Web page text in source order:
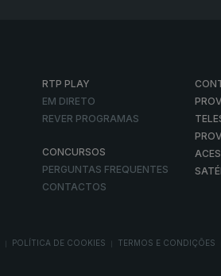
RTP PLAY
EM DIRETO
REVER PROGRAMAS
CONCURSOS
PERGUNTAS FREQUENTES
CONTACTOS
POLÍTICA DE COOKIES TERMOS E CONDIÇÕES